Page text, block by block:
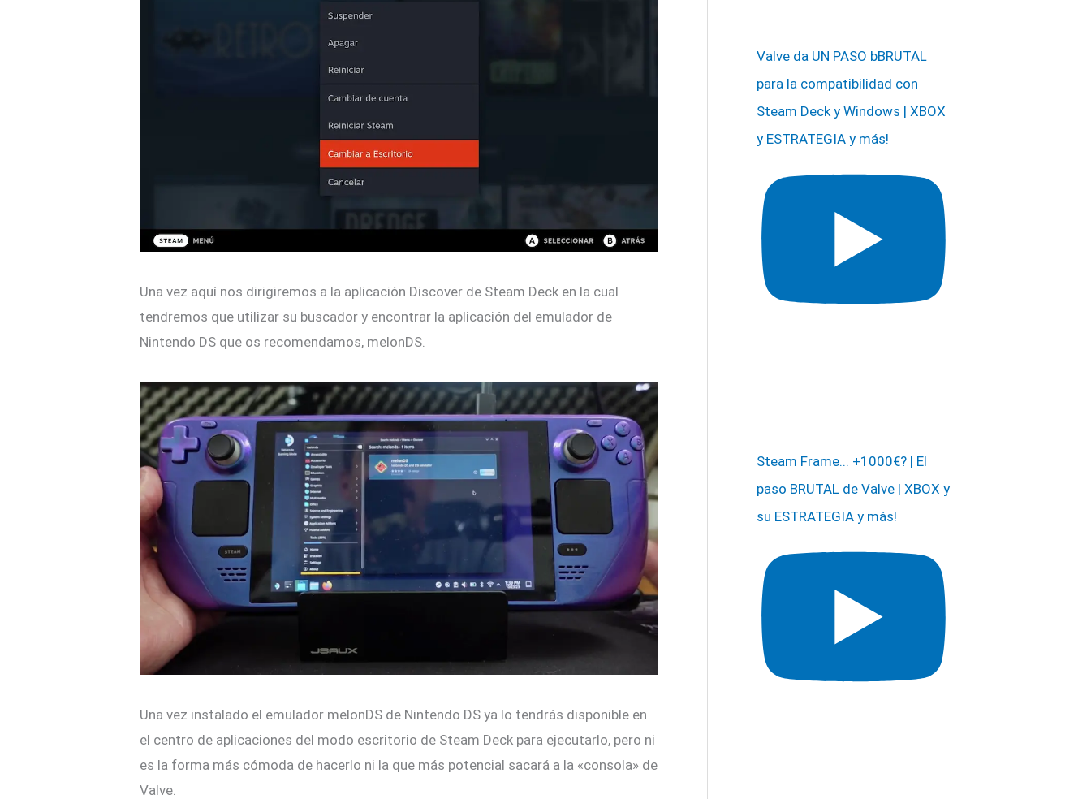
Una vez aquí nos dirigiremos a la aplicación Discover de Steam Deck en la cual
tendremos que utilizar su buscador y encontrar la aplicación del emulador de
Nintendo DS que os recomendamos, melonDS.
Una vez instalado el emulador melonDS de Nintendo DS ya lo tendrás disponible en
el centro de aplicaciones del modo escritorio de Steam Deck para ejecutarlo, pero ni
es la forma más cómoda de hacerlo ni la que más potencial sacará a la «consola» de
Valve.
Valve da UN PASO bBRUTAL
para la compatibilidad con
Steam Deck y Windows | XBOX
y ESTRATEGIA y más!
Steam Frame... +1000€? | El
paso BRUTAL de Valve | XBOX y
su ESTRATEGIA y más!